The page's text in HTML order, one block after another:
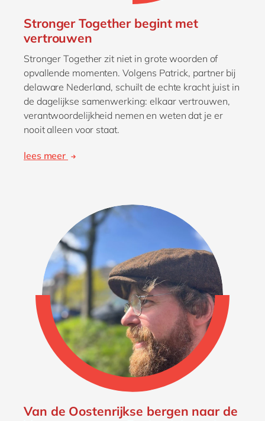
Stronger Together begint met
vertrouwen
Stronger Together zit niet in grote woorden of
opvallende momenten. Volgens Patrick, partner bij
delaware Nederland, schuilt de echte kracht juist in
de dagelijkse samenwerking: elkaar vertrouwen,
verantwoordelijkheid nemen en weten dat je er
nooit alleen voor staat.
lees meer
Van de Oostenrijkse bergen naar de